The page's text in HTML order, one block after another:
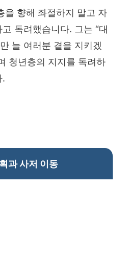
을 향해 좌절하지 말고 자
독려했습니다. 그는 “대
늘 여러분 곁을 지키겠
청년층의 지지를 독려하
.
과 사저 이동